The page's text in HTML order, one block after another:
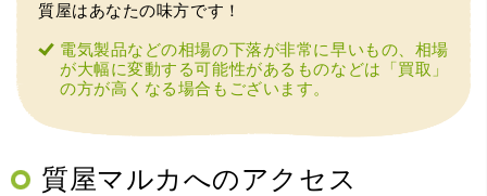
（大阪府東大阪市）ネットを見て安心できるお店であると
感じて飛び込みで訪問。飛びこみにも関わらず、とても親
切、丁ねいな対応をして頂き、思っていた以上の信用でき
るお店でした。満足いく金額で買い取って頂きました。あ
りがとうございます。
質屋はあなたの味方です！
電気製品などの相場の下落が非常に早いもの、相場
が大幅に変動する可能性があるものなどは「買取」
の方が高くなる場合もございます。
質屋マルカへのアクセス